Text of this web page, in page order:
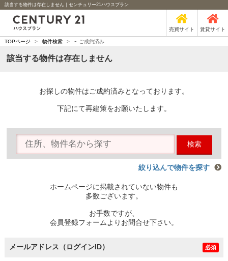
該当する物件は存在しません｜センチュリー21ハウスプラン
売買サイト 賃貸サイト
TOPページ > 物件検索 > - ご成約済み
該当する物件は存在しません
お探しの物件はご成約済みとなっております。
下記にて再建策をお願いたします。
検索
絞り込んで物件を探す
ホームページに掲載されていない物件も
多数ございます。
お手数ですが、
会員登録フォームよりお問合せ下さい。
メールアドレス（ログインID） 必須